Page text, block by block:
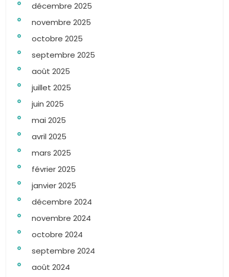
décembre 2025
novembre 2025
octobre 2025
septembre 2025
août 2025
juillet 2025
juin 2025
mai 2025
avril 2025
mars 2025
février 2025
janvier 2025
décembre 2024
novembre 2024
octobre 2024
septembre 2024
août 2024